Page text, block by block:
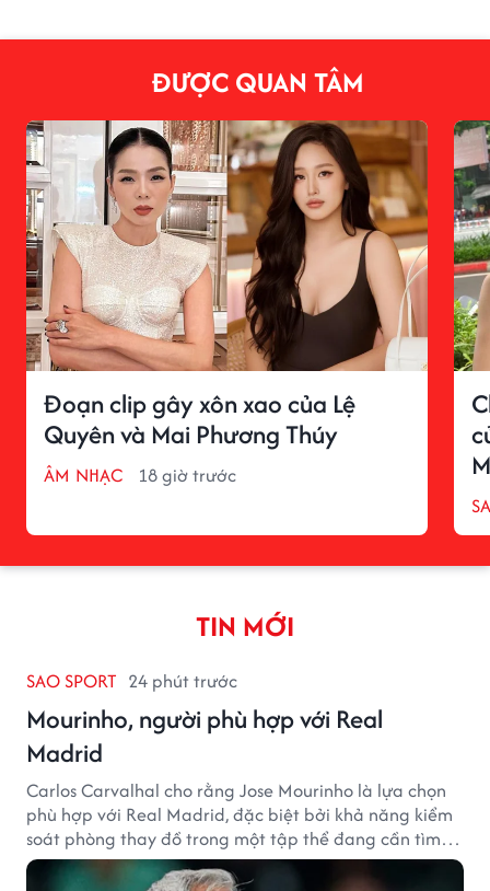
ĐƯỢC QUAN TÂM
Đoạn clip gây xôn xao của Lệ
Quyên và Mai Phương Thúy
ÂM NHẠC 18 giờ trước
TIN MỚI
SAO SPORT 24 phút trước
Mourinho, người phù hợp với Real
Madrid
Carlos Carvalhal cho rằng Jose Mourinho là lựa chọn
phù hợp với Real Madrid, đặc biệt bởi khả năng kiểm
soát phòng thay đồ trong một tập thể đang cần tìm
lại sự ổn định.